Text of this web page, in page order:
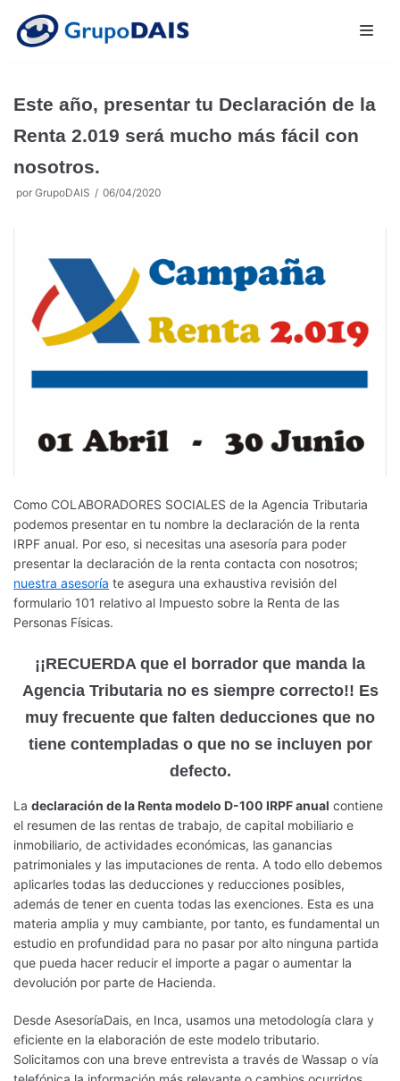
Saltar
al
Inicio
Asesoría
Comunidades
Suscripción
Español
Este año, presentar tu Declaración de la
Renta 2.019 será mucho más fácil con
nosotros.
por GrupoDAIS 06/04/2020
Como COLABORADORES SOCIALES de la Agencia Tributaria
podemos presentar en tu nombre la declaración de la renta
IRPF anual. Por eso, si necesitas una asesoría para poder
presentar la declaración de la renta contacta con nosotros;
nuestra asesoría te asegura una exhaustiva revisión del
formulario 101 relativo al Impuesto sobre la Renta de las
Personas Físicas.
¡¡RECUERDA que el borrador que manda la
Agencia Tributaria no es siempre correcto!! Es
muy frecuente que falten deducciones que no
tiene contempladas o que no se incluyen por
defecto.
La declaración de la Renta modelo D-100 IRPF anual contiene
el resumen de las rentas de trabajo, de capital mobiliario e
inmobiliario, de actividades económicas, las ganancias
patrimoniales y las imputaciones de renta. A todo ello debemos
aplicarles todas las deducciones y reducciones posibles,
además de tener en cuenta todas las exenciones. Esta es una
materia amplia y muy cambiante, por tanto, es fundamental un
estudio en profundidad para no pasar por alto ninguna partida
que pueda hacer reducir el importe a pagar o aumentar la
devolución por parte de Hacienda.
Desde AsesoríaDais, en Inca, usamos una metodología clara y
eficiente en la elaboración de este modelo tributario.
Solicitamos con una breve entrevista a través de Wassap o vía